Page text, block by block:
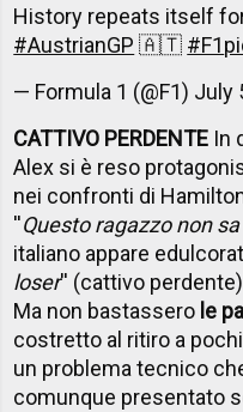
History repeats itself
#AustrianGP 🇦🇹 #F1
— Formula 1 (@F1) July
CATTIVO PERDENTE In
Alex si è reso
nei confronti di
''Questo ragazzo non
italiano appare
loser'' (cattivo
Ma non bastassero le
costretto al ritiro a
un problema tecnico
comunque presentato